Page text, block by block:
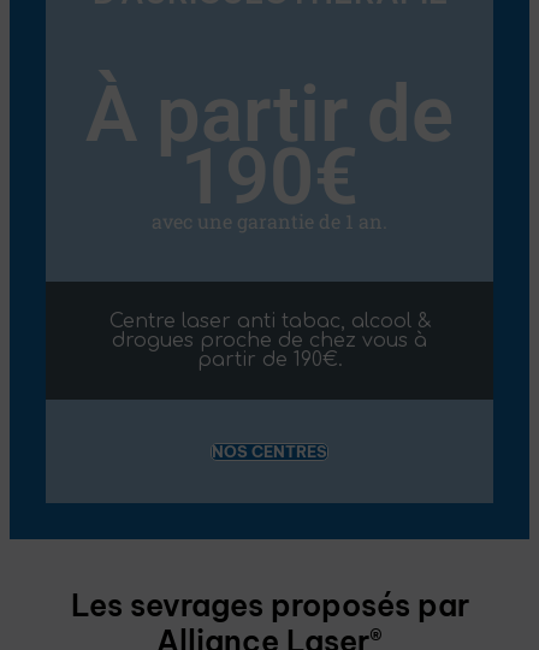
À partir de
190€
avec une garantie de 1 an.
Centre laser anti tabac, alcool &
drogues proche de chez vous à
partir de 190€.
NOS CENTRES
Les sevrages proposés par
Alliance Laser®